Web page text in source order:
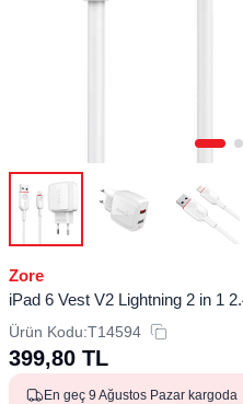
Zore
iPad 6 Vest V2 Lightning 2 in 1
Ürün Kodu:T14594
399,80 TL
En geç 9 Ağustos Pazar kargoda